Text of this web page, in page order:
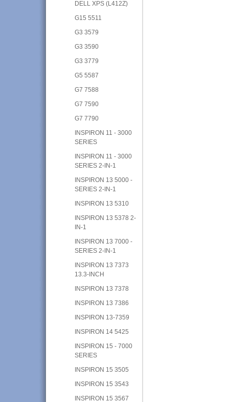
DELL XPS (L412Z)
G15 5511
G3 3579
G3 3590
G3 3779
G5 5587
G7 7588
G7 7590
G7 7790
INSPIRON 11 - 3000
SERIES
INSPIRON 11 - 3000
SERIES 2-IN-1
INSPIRON 13 5000 -
SERIES 2-IN-1
INSPIRON 13 5310
INSPIRON 13 5378 2-
IN-1
INSPIRON 13 7000 -
SERIES 2-IN-1
INSPIRON 13 7373
13.3-INCH
INSPIRON 13 7378
INSPIRON 13 7386
INSPIRON 13-7359
INSPIRON 14 5425
INSPIRON 15 - 7000
SERIES
INSPIRON 15 3505
INSPIRON 15 3543
INSPIRON 15 3567